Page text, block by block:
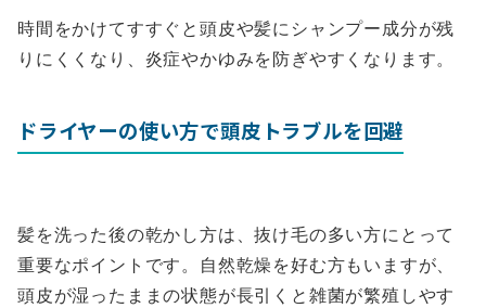
時間をかけてすすぐと頭皮や髪にシャンプー成分が残
りにくくなり、炎症やかゆみを防ぎやすくなります。
ドライヤーの使い方で頭皮トラブルを回避
髪を洗った後の乾かし方は、抜け毛の多い方にとって
重要なポイントです。自然乾燥を好む方もいますが、
頭皮が湿ったままの状態が長引くと雑菌が繁殖しやす